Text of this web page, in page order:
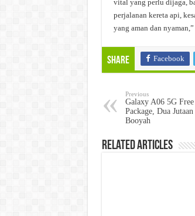
vital yang perlu dijaga,
perjalanan kereta api,
yang aman dan
Share Facebook
Previous
Galaxy A06 5G
Package, Dua
Booyah
Related Articles